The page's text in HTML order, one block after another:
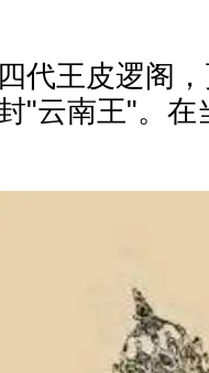
代王皮逻阁
"云南王"。